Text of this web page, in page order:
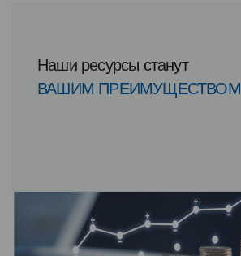
Наши ресурсы станут
ВАШИМ ПРЕИМУЩЕСТВОМ